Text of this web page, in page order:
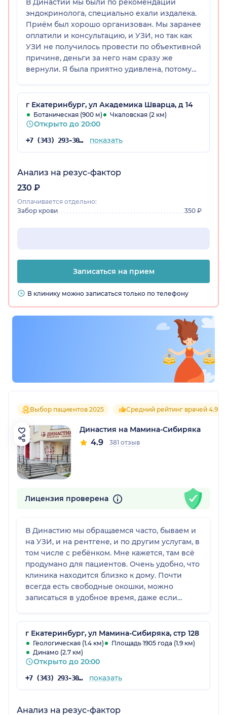
В Династии мы были по рекомендации
эндокринолога, специально ехали издалека.
Приём был хорошо организован. Мы заранее
оплатили и консультацию, и УЗИ, но так как
УЗИ не получилось провести по объективной
причине, деньги за него нам сразу же
вернули. Я была приятно удивлена, потому
время, а здесь всё прошло очень быстро,
практически моментально. Доктор
предлагала подождать и попробовать позже,
но у нас уже не было возможности, нужно
было бежать к другому врачу. Отношение со
без проблем, ехали по навигатору,
понравилось: чётко, грамотно, без лишней
суеты.
г Екатеринбург, ул Академика Шварца, д 14
Ботаническая (900 м) Чкаловская (2 км)
Открыто до 20:00
+7 (343) 293-30-81 показать
Анализ на резус-фактор
230 ₽
Оплачивается отдельно:
Забор крови
350 ₽
Записаться на прием
В клинику можно записаться только по телефону
Выбор пациентов 2025 Средний рейтинг врачей 4.9
Династия на Мамина-Сибиряка
4.9 381 отзыв
Лицензия проверена
В Династию мы обращаемся часто, бываем и
на УЗИ, и на рентгене, и по другим услугам, в
том числе с ребёнком. Мне кажется, там всё
продумано для пациентов. Очень удобно, что
клиника находится близко к дому. Почти
всегда есть свободные окошки, можно
записаться в удобное время, даже если
прививки всегда есть в наличии, всё
устраивает.
г Екатеринбург, ул Мамина-Сибиряка, стр 128
Геологическая (1.4 км)
Площадь 1905 года (1.9 км)
Динамо (2.7 км)
Открыто до 20:00
+7 (343) 293-30-81 показать
Анализ на резус-фактор